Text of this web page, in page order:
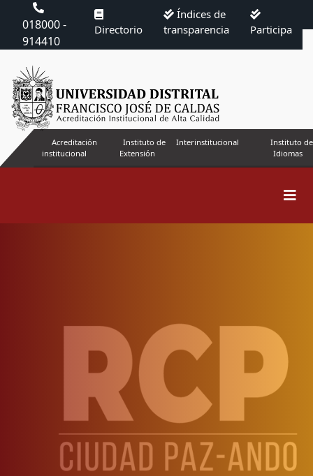
018000 -
914410
Directorio
Índices de
transparencia
Participa
Acreditación
institucional
Instituto de
Extensión
Interinstitucional
Instituto de
Idiomas